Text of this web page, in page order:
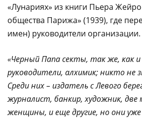
«Лунариях» из книги Пьера
общества Парижа» (1939), где
имен) руководители организации.
«Черный Папа секты, так же, как и
руководители, алхимик; никто не
Среди них – издатель с Левого
журналист, банкир, художник, две
женщины, и еще другие, но они